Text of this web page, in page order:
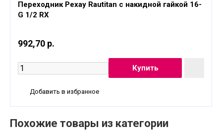
Переходник Рехау Rautitan с накидной гайкой 16-
G 1/2 RX
992,70 р.
Добавить в избранное
Похожие товары из категории